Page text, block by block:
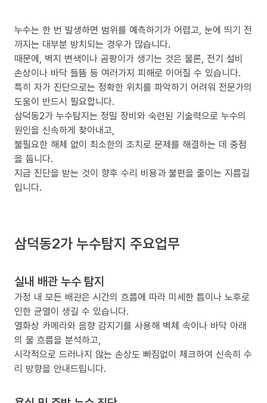
누수는 한 번 발생하면 범위를 예측하기가 어렵고, 눈에 띄기 전
까지는 대부분 방치되는 경우가 많습니다.
때문에, 벽지 변색이나 곰팡이가 생기는 것은 물론, 전기 설비
손상이나 바닥 들뜸 등 여러가지 피해로 이어질 수 있습니다.
특히 자가 진단으로는 정확한 위치를 파악하기 어려워 전문가의
도움이 반드시 필요합니다.
삼덕동2가 누수탐지는 정밀 장비와 숙련된 기술력으로 누수의
원인을 신속하게 찾아내고,
불필요한 해체 없이 최소한의 조치로 문제를 해결하는 데 중점
을 둡니다.
지금 진단을 받는 것이 향후 수리 비용과 불편을 줄이는 지름길
입니다.
삼덕동2가 누수탐지 주요업무
실내 배관 누수 탐지
가정 내 모든 배관은 시간의 흐름에 따라 미세한 틈이나 노후로
인한 균열이 생길 수 있습니다.
열화상 카메라와 음향 감지기를 사용해 벽체 속이나 바닥 아래
의 물 흐름을 분석하고,
시각적으로 드러나지 않는 손상도 빠짐없이 체크하여 신속히 수
리 방향을 안내드립니다.